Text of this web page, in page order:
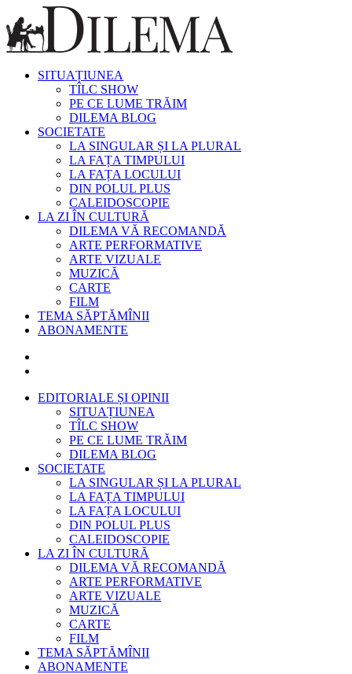
SITUAȚIUNEA
TÎLC SHOW
PE CE LUME TRĂIM
DILEMA BLOG
SOCIETATE
LA SINGULAR ȘI LA PLURAL
LA FAȚA TIMPULUI
LA FAȚA LOCULUI
DIN POLUL PLUS
CALEIDOSCOPIE
LA ZI ÎN CULTURĂ
DILEMA VĂ RECOMANDĂ
ARTE PERFORMATIVE
ARTE VIZUALE
MUZICĂ
CARTE
FILM
TEMA SĂPTĂMÎNII
ABONAMENTE
EDITORIALE ȘI OPINII
SITUAȚIUNEA
TÎLC SHOW
PE CE LUME TRĂIM
DILEMA BLOG
SOCIETATE
LA SINGULAR ȘI LA PLURAL
LA FAȚA TIMPULUI
LA FAȚA LOCULUI
DIN POLUL PLUS
CALEIDOSCOPIE
LA ZI ÎN CULTURĂ
DILEMA VĂ RECOMANDĂ
ARTE PERFORMATIVE
ARTE VIZUALE
MUZICĂ
CARTE
FILM
TEMA SĂPTĂMÎNII
ABONAMENTE